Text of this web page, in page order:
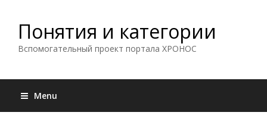
Понятия и категории
Вспомогательный проект портала ХРОНОС
Menu